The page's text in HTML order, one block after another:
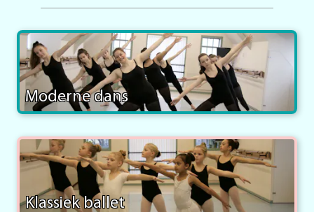
Moderne dans
Klassiek ballet